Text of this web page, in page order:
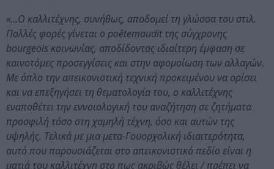
«…Ο καλλιτέχνης, συνήθως, αποδομεί τη γλώσσα του στιλ.
Πολλές φορές γίνεται ο poětemaudit της σύγχρονης
bourgeois κοινωνίας, αποδίδοντας ιδιαίτερη έμφαση σε
καινοτόμες προσεγγίσεις και στην αφομοίωση των αλλαγών.
Με όπλο την απεικονιστική τεχνική προκειμένου να ορίσει
και να επεξηγήσει τη θεματολογία του, ο καλλιτέχνης
εναποθέτει την εννοιολογική του αναζήτηση σε ζητήματα
προσφιλή τόσο στη χαμηλή τέχνη, όσο και αυτών της
υψηλής. Τελικά με μια μετα-Γουορχολική ιδιαιτερότητα,
αυτό που παρουσιάζεται στο απεικονιστικό πεδίο είναι η
ματιά του καλλιτέχνη στο πως ακριβώς θέλει / πρέπει να